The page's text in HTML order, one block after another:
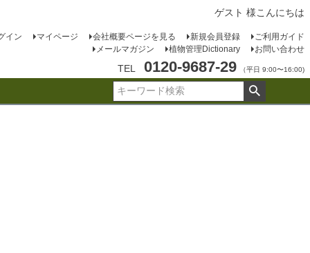
ゲスト 様こんにちは
イン マイページ 会社概要ページを見る 新規会員登録
ご利用ガイド
メールマガジン
植物管理Dictionary お問い合わせ
TEL 0120-9687-29 （平日 9:00〜16:00)